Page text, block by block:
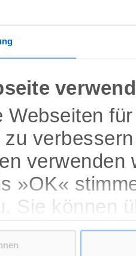
Webseiten
zu
»OK«
Sie können
Cookies